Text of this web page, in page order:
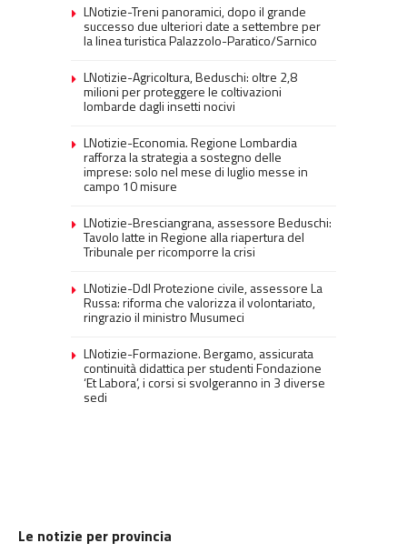
LNotizie-Treni panoramici, dopo il grande
successo due ulteriori date a settembre per
la linea turistica Palazzolo-Paratico/Sarnico
LNotizie-Agricoltura, Beduschi: oltre 2,8
milioni per proteggere le coltivazioni
lombarde dagli insetti nocivi
LNotizie-Economia. Regione Lombardia
rafforza la strategia a sostegno delle
imprese: solo nel mese di luglio messe in
campo 10 misure
LNotizie-Bresciangrana, assessore Beduschi:
Tavolo latte in Regione alla riapertura del
Tribunale per ricomporre la crisi
LNotizie-Ddl Protezione civile, assessore La
Russa: riforma che valorizza il volontariato,
ringrazio il ministro Musumeci
LNotizie-Formazione. Bergamo, assicurata
continuità didattica per studenti Fondazione
‘Et Labora’, i corsi si svolgeranno in 3 diverse
sedi
Le notizie per provincia